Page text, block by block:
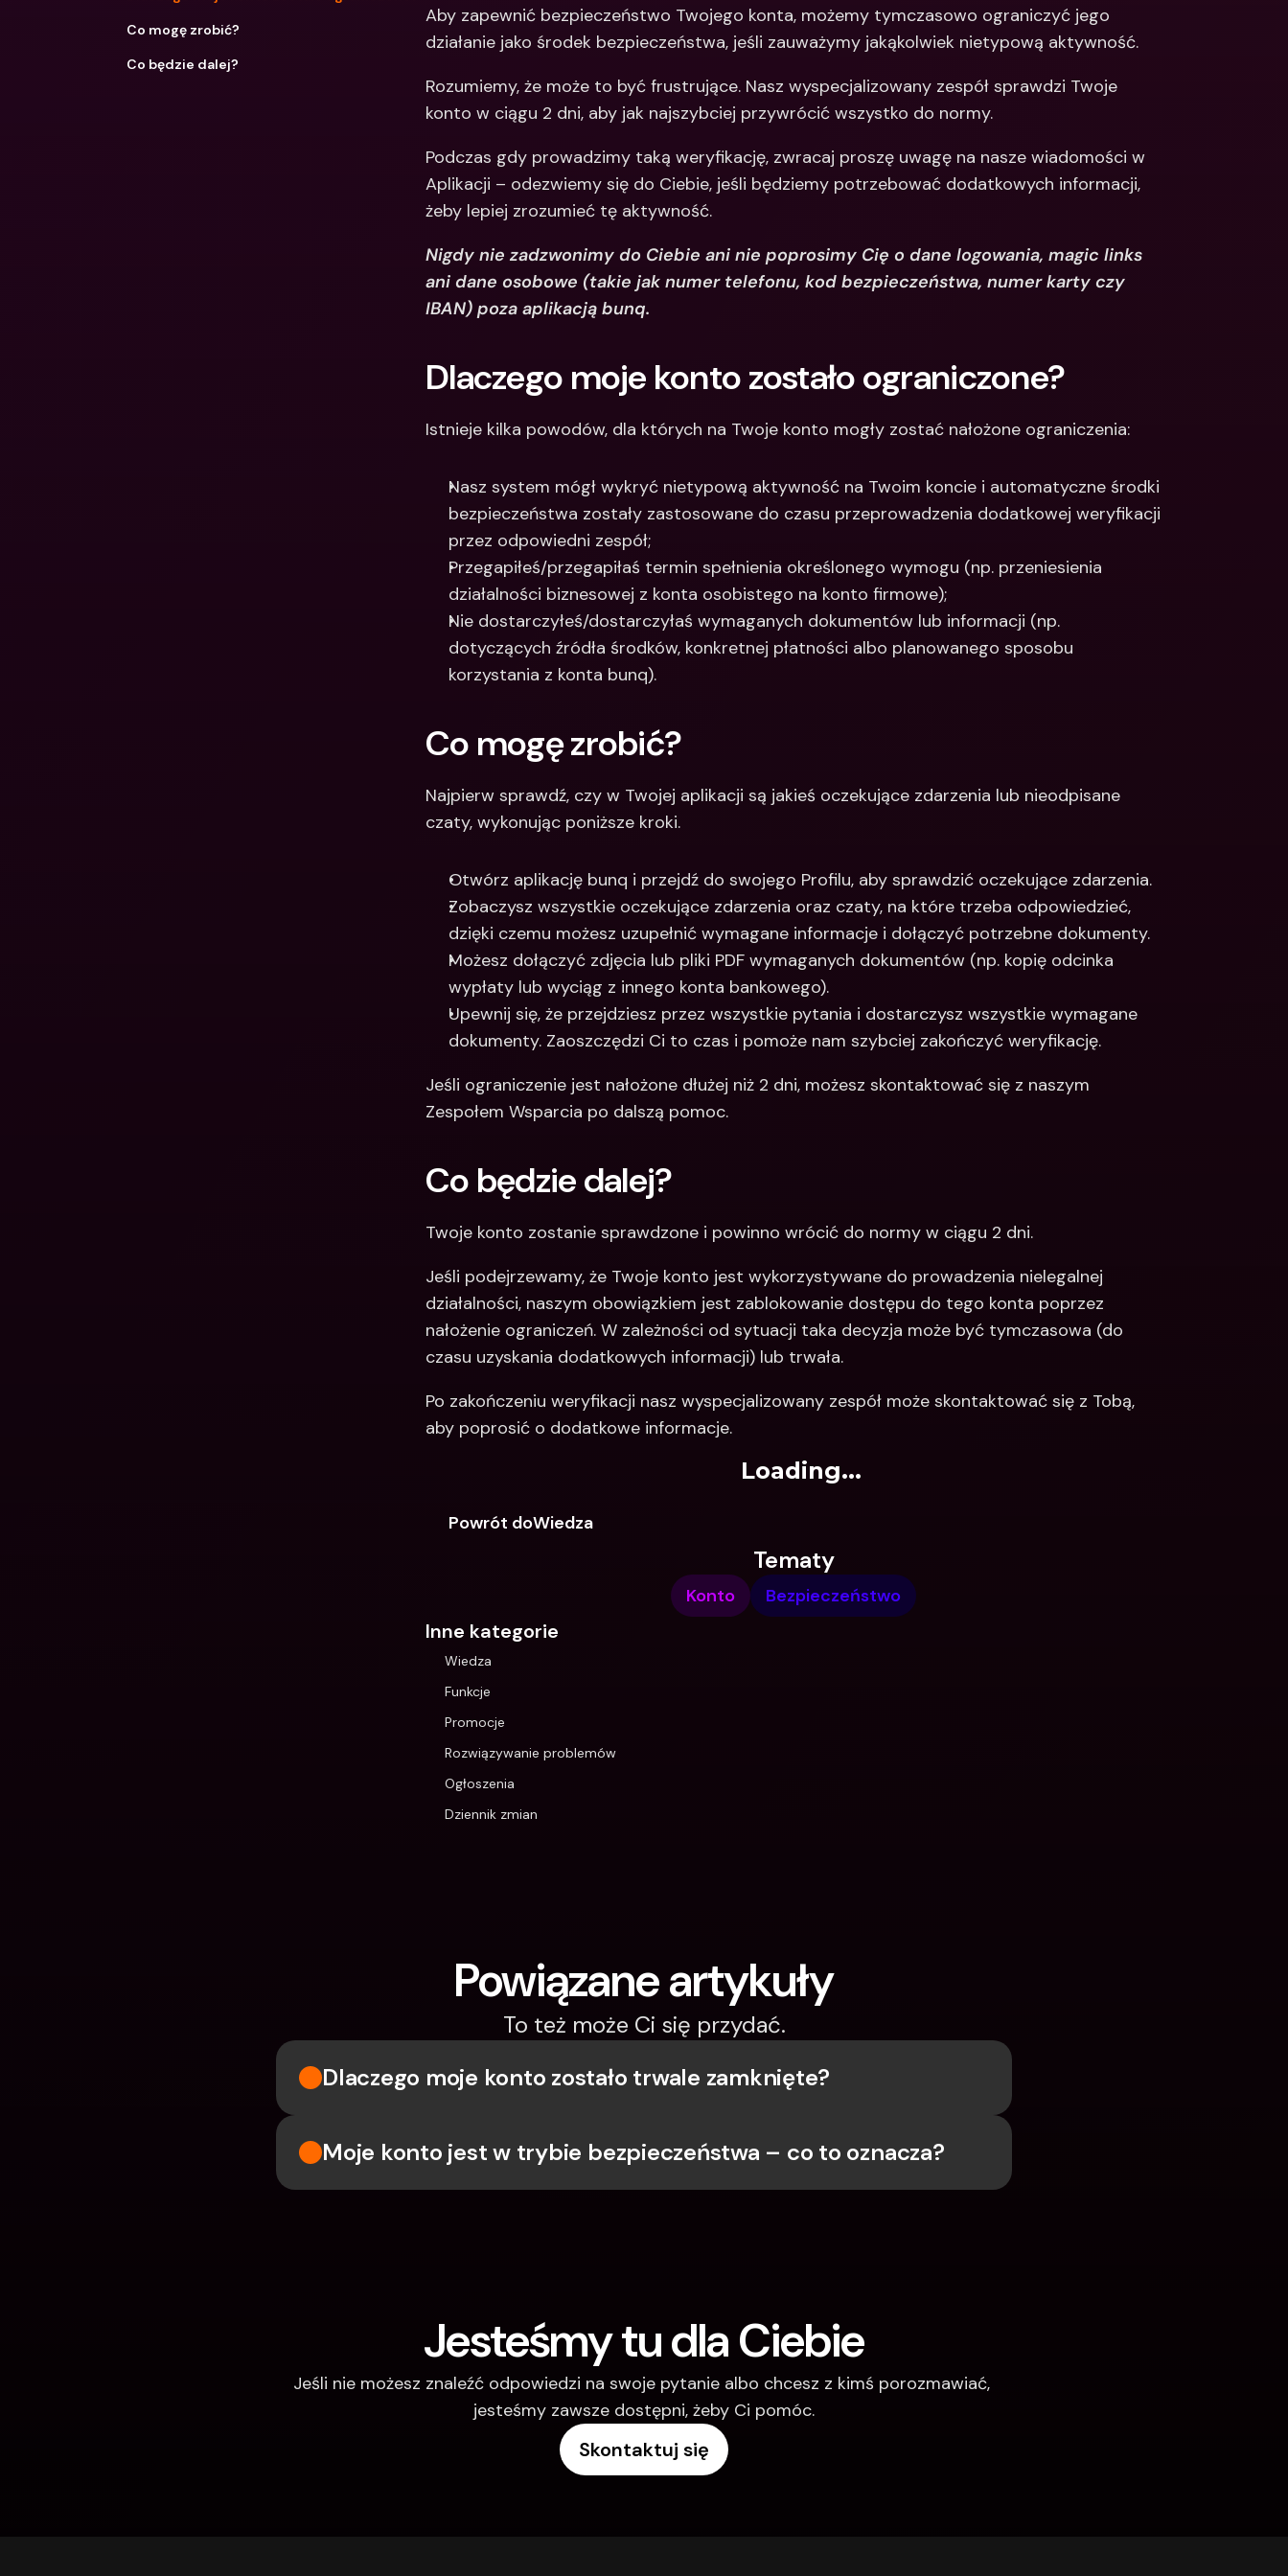
Międzynarodowe konta
bankowe & Zagraniczne
Integrations
Międzynarodowe konta
waluty
Co mogę zrobić?
Co będzie dalej?
Aby zapewnić bezpieczeństwo Twojego konta, możemy tymczasowo ograniczyć jego
działanie jako środek bezpieczeństwa, jeśli zauważymy jakąkolwiek nietypową aktywność.
Rozumiemy, że może to być frustrujące. Nasz wyspecjalizowany zespół sprawdzi Twoje
konto w ciągu 2 dni, aby jak najszybciej przywrócić wszystko do normy.
Podczas gdy prowadzimy taką weryfikację, zwracaj proszę uwagę na nasze wiadomości w
Aplikacji – odezwiemy się do Ciebie, jeśli będziemy potrzebować dodatkowych informacji,
żeby lepiej zrozumieć tę aktywność.
Nigdy nie zadzwonimy do Ciebie ani nie poprosimy Cię o dane logowania, magic links
ani dane osobowe (takie jak numer telefonu, kod bezpieczeństwa, numer karty czy
IBAN) poza aplikacją bunq.
Dlaczego moje konto zostało ograniczone?
Istnieje kilka powodów, dla których na Twoje konto mogły zostać nałożone ograniczenia:
Nasz system mógł wykryć nietypową aktywność na Twoim koncie i automatyczne środki
bezpieczeństwa zostały zastosowane do czasu przeprowadzenia dodatkowej weryfikacji
przez odpowiedni zespół;
Przegapiłeś/przegapiłaś termin spełnienia określonego wymogu (np. przeniesienia
działalności biznesowej z konta osobistego na konto firmowe);
Nie dostarczyłeś/dostarczyłaś wymaganych dokumentów lub informacji (np.
dotyczących źródła środków, konkretnej płatności albo planowanego sposobu
korzystania z konta bunq).
Co mogę zrobić?
Najpierw sprawdź, czy w Twojej aplikacji są jakieś oczekujące zdarzenia lub nieodpisane
czaty, wykonując poniższe kroki.
Otwórz aplikację bunq i przejdź do swojego Profilu, aby sprawdzić oczekujące zdarzenia.
Zobaczysz wszystkie oczekujące zdarzenia oraz czaty, na które trzeba odpowiedzieć,
dzięki czemu możesz uzupełnić wymagane informacje i dołączyć potrzebne dokumenty.
Możesz dołączyć zdjęcia lub pliki PDF wymaganych dokumentów (np. kopię odcinka
wypłaty lub wyciąg z innego konta bankowego).
Upewnij się, że przejdziesz przez wszystkie pytania i dostarczysz wszystkie wymagane
dokumenty. Zaoszczędzi Ci to czas i pomoże nam szybciej zakończyć weryfikację.
Jeśli ograniczenie jest nałożone dłużej niż 2 dni, możesz skontaktować się z naszym
Zespołem Wsparcia po dalszą pomoc.
Co będzie dalej?
Twoje konto zostanie sprawdzone i powinno wrócić do normy w ciągu 2 dni.
Jeśli podejrzewamy, że Twoje konto jest wykorzystywane do prowadzenia nielegalnej
działalności, naszym obowiązkiem jest zablokowanie dostępu do tego konta poprzez
nałożenie ograniczeń. W zależności od sytuacji taka decyzja może być tymczasowa (do
czasu uzyskania dodatkowych informacji) lub trwała.
Po zakończeniu weryfikacji nasz wyspecjalizowany zespół może skontaktować się z Tobą,
aby poprosić o dodatkowe informacje.
Loading...
Powrót doWiedza
Tematy
Konto Bezpieczeństwo
Inne kategorie
Wiedza
Funkcje
Promocje
Rozwiązywanie problemów
Ogłoszenia
Dziennik zmian
Powiązane artykuły
To też może Ci się przydać.
Dlaczego moje konto zostało trwale zamknięte?
Moje konto jest w trybie bezpieczeństwa – co to oznacza?
Jesteśmy tu dla Ciebie
Jeśli nie możesz znaleźć odpowiedzi na swoje pytanie albo chcesz z kimś porozmawiać,
jesteśmy zawsze dostępni, żeby Ci pomóc.
Skontaktuj się